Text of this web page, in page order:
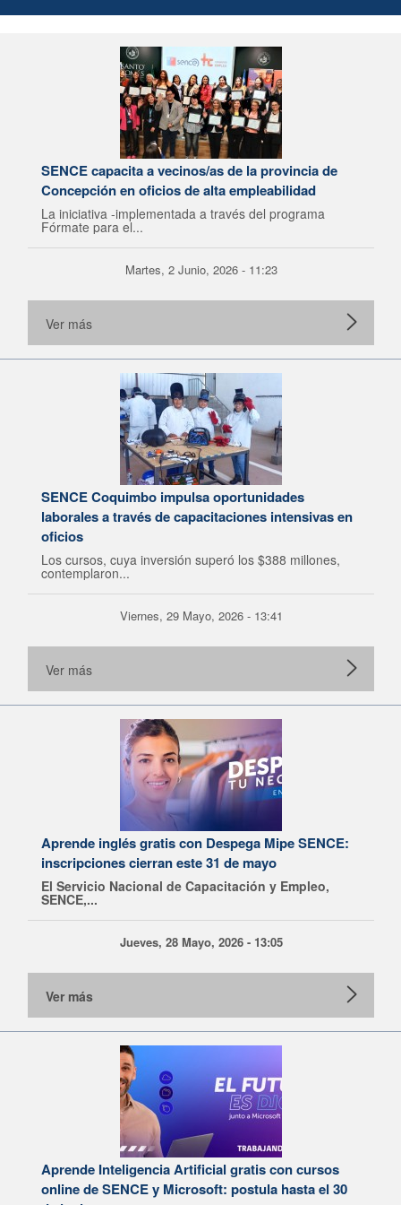
SENCE capacita a vecinos/as de la provincia de
Concepción en oficios de alta empleabilidad
La iniciativa -implementada a través del programa
Fórmate para el...
Martes, 2 Junio, 2026 - 11:23
Ver más
SENCE Coquimbo impulsa oportunidades
laborales a través de capacitaciones intensivas en
oficios
Los cursos, cuya inversión superó los $388 millones,
contemplaron...
Viernes, 29 Mayo, 2026 - 13:41
Ver más
Aprende inglés gratis con Despega Mipe SENCE:
inscripciones cierran este 31 de mayo
El Servicio Nacional de Capacitación y Empleo,
SENCE,...
Jueves, 28 Mayo, 2026 - 13:05
Ver más
Aprende Inteligencia Artificial gratis con cursos
online de SENCE y Microsoft: postula hasta el 30